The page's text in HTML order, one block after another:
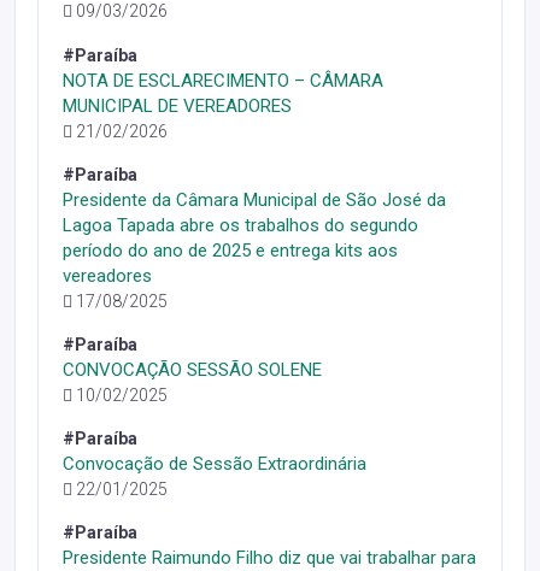
09/03/2026
#Paraíba
NOTA DE ESCLARECIMENTO – CÂMARA
MUNICIPAL DE VEREADORES
21/02/2026
#Paraíba
Presidente da Câmara Municipal de São José da
Lagoa Tapada abre os trabalhos do segundo
período do ano de 2025 e entrega kits aos
vereadores
17/08/2025
#Paraíba
CONVOCAÇÃO SESSÃO SOLENE
10/02/2025
#Paraíba
Convocação de Sessão Extraordinária
22/01/2025
#Paraíba
Presidente Raimundo Filho diz que vai trabalhar para